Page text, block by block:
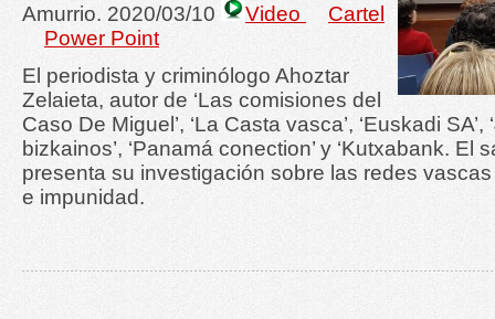
Amurrio. 2020/03/10 Video
Cartel
Power Point
El periodista y criminólogo Ahoztar
Zelaieta, autor de ‘Las comisiones del
Caso De Miguel’, ‘La Casta vasca’, ‘Euskadi
bizkainos’, ‘Panamá conection’ y ‘Kutxabank. El
presenta su investigación sobre las redes
e impunidad.